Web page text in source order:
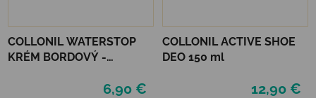
COLLONIL WATERSTOP
KRÉM BORDOVÝ -
6,90 €
COLLONIL ACTIVE SHOE
DEO 150 ml
12,90 €